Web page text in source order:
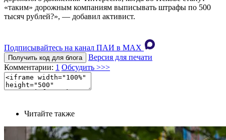
«таким» дорожным компаниям выписывать штрафы по 500
тысяч рублей?», — добавил активист.
Подписывайтесь на канал ПАИ в MAХ
Получить код для блога
Версия для печати
Комментарии: 1 Обсудить >>>
Читайте также